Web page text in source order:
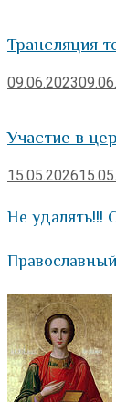
Трансляция
09.06.2023
Участие в
15.05.2026
Не удалять!!!